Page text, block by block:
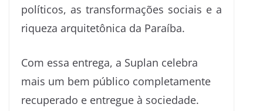
políticos, as transformações sociais e a
riqueza arquitetônica da Paraíba.
Com essa entrega, a Suplan celebra
mais um bem público completamente
recuperado e entregue à sociedade.